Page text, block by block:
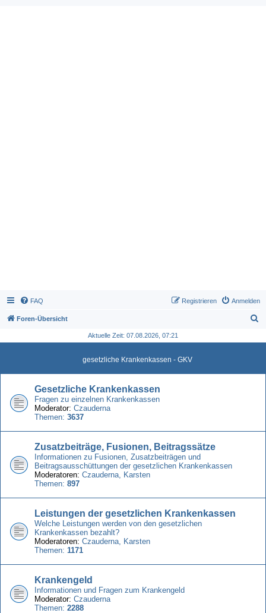
FAQ Anmelden
Registrieren
Foren-Übersicht
e
Aktuelle Zeit: 07.08.2026, 07:21
gesetzliche Krankenkassen - GKV
Gesetzliche Krankenkassen
Fragen zu einzelnen Krankenkassen
Moderator: Czauderna
Themen: 3637
Zusatzbeiträge, Fusionen, Beitragssätze
Informationen zu Fusionen, Zusatzbeiträgen und
Beitragsausschüttungen der gesetzlichen Krankenkassen
Moderatoren: Czauderna, Karsten
Themen: 897
Leistungen der gesetzlichen Krankenkassen
Welche Leistungen werden von den gesetzlichen
Krankenkassen bezahlt?
Moderatoren: Czauderna, Karsten
Themen: 1171
Krankengeld
Informationen und Fragen zum Krankengeld
Moderator: Czauderna
Themen: 2288